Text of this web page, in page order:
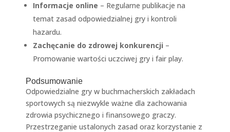
Informacje online – Regularne publikacje na
temat zasad odpowiedzialnej gry i kontroli
hazardu.
Zachęcanie do zdrowej konkurencji –
Promowanie wartości uczciwej gry i fair play.
Podsumowanie
Odpowiedzialne gry w buchmacherskich zakładach
sportowych są niezwykle ważne dla zachowania
zdrowia psychicznego i finansowego graczy.
Przestrzeganie ustalonych zasad oraz korzystanie z